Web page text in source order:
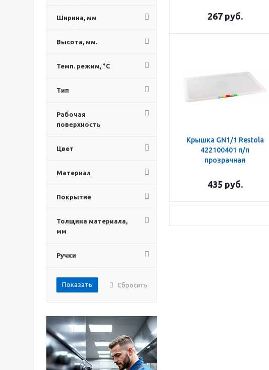
Ширина, мм
Высота, мм.
Темп. режим, °C
Тип
Рабочая
поверхность
Цвет
Материал
Покрытие
Толщина материала,
мм
Ручки
Сбросить
267руб.
Крышка GN1/1 Restola
422100401 п/п
прозрачная
435 руб.